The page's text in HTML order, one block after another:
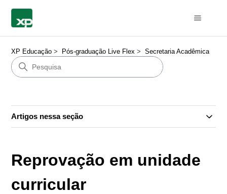
XP Educação Pós-graduação Live Flex Secretaria Acadêmica
Artigos nessa seção
Reprovação em unidade
curricular